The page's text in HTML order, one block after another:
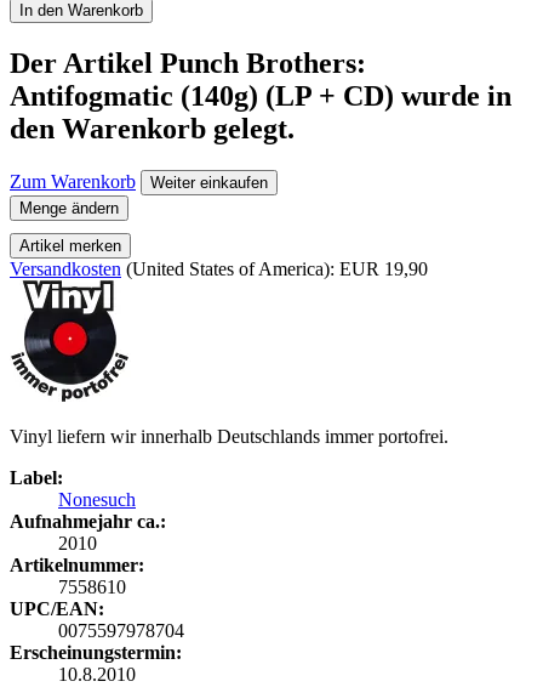
In den Warenkorb
Der Artikel Punch Brothers:
Antifogmatic (140g) (LP + CD) wurde in
den Warenkorb gelegt.
Zum Warenkorb
Weiter einkaufen
Menge ändern
Artikel merken
Versandkosten (United States of America): EUR 19,90
Vinyl liefern wir innerhalb Deutschlands immer portofrei.
Label:
Nonesuch
Aufnahmejahr ca.:
2010
Artikelnummer:
7558610
UPC/EAN:
0075597978704
Erscheinungstermin:
10.8.2010